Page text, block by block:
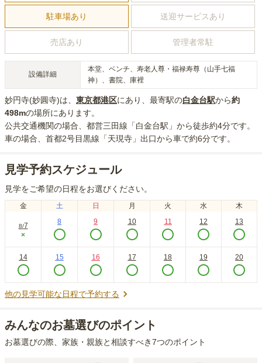
駐車場あり 送迎サービスあり
売店あり 管理者常駐
設備詳細
本堂、ベンチ、寿老人尊・福禄寿尊（山手七福
神）、書院、庫裡
妙円寺(妙圓寺)は、 東京都港区にあり 、最寄駅の白金台駅から約
498mの場所にあり ます。
公共交通機関の場合 、都営三田線「白金台駅」から徒歩約4分です。
車の場合 、首都2号目黒線「天現寺」出口から車で約6分です。
見学予約スケジュール
見学をご希望の日程をお選びください。
金 土 日 月 火 水 木
8/7
×
8 9 10 11 12 13
14 15 16 17 18 19 20
他の見学可能な日程で予約する
みんなのお墓選びのポイント
お墓選びの際、家族・親族と相談すべき7つのポイント